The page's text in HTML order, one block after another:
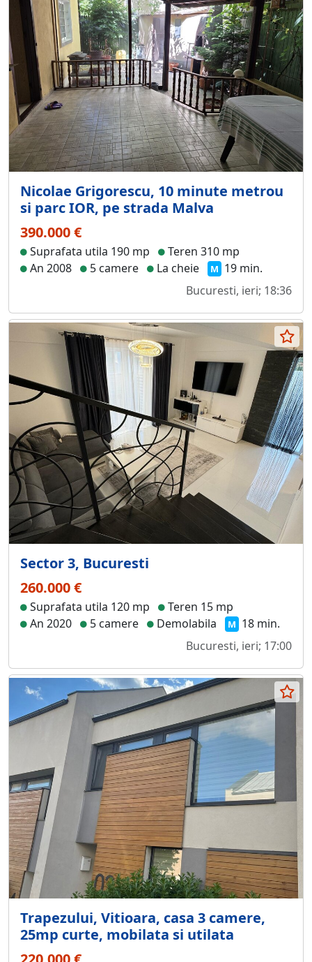
Nicolae Grigorescu, 10 minute metrou
si parc IOR, pe strada Malva
390.000 €
Suprafata utila 190 mp
Teren 310 mp
An 2008
5 camere La cheie M 19 min.
Bucuresti, ieri; 18:36
Sector 3, Bucuresti
260.000 €
Suprafata utila 120 mp
Teren 15 mp
An 2020
5 camere Demolabila M 18 min.
Bucuresti, ieri; 17:00
Trapezului, Vitioara, casa 3 camere,
25mp curte, mobilata si utilata